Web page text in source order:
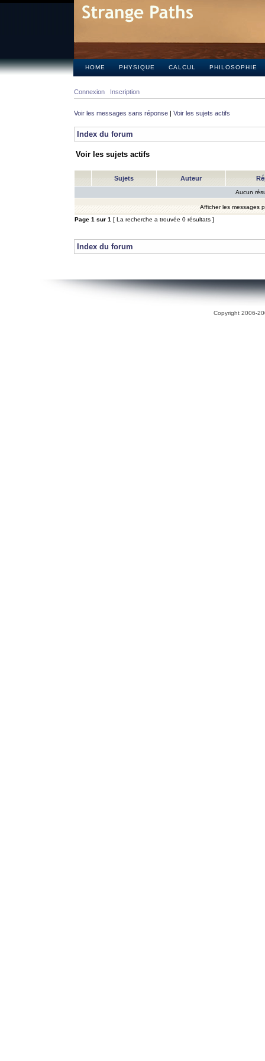
HOME PHYSIQUE CALCUL PHILOSOPHIE
Connexion Inscription
Voir les messages sans réponse | Voir les sujets actifs
Index du forum
Voir les sujets actifs
Sujets Auteur
Aucun
Afficher les messages
Page 1 sur 1 [ La recherche a trouvée 0 résultats ]
Index du forum
Copyright 2006-